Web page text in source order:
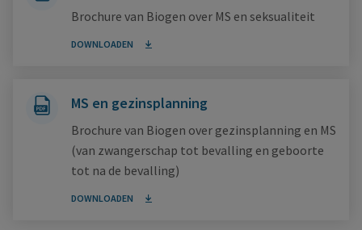
Brochure van Biogen over MS en seksualiteit
DOWNLOADEN
MS en gezinsplanning
Brochure van Biogen over gezinsplanning en MS
(van zwangerschap tot bevalling en geboorte
tot na de bevalling)
DOWNLOADEN